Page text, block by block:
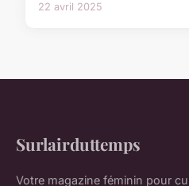
22 avril 2025
Surlairduttemps
Votre magazine féminin pour